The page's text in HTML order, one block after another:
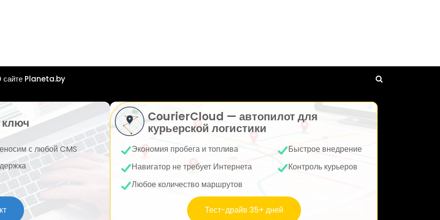
сайте Planeta.by
с любой CMS
CourierCloud — автопилот для
курьерской логистики
Экономия пробега и топлива
Быстрое внедрение
Навигатор не требует Интернета
Контроль курьеров
Любое количество маршрутов
Тест-драйв 35+ дней